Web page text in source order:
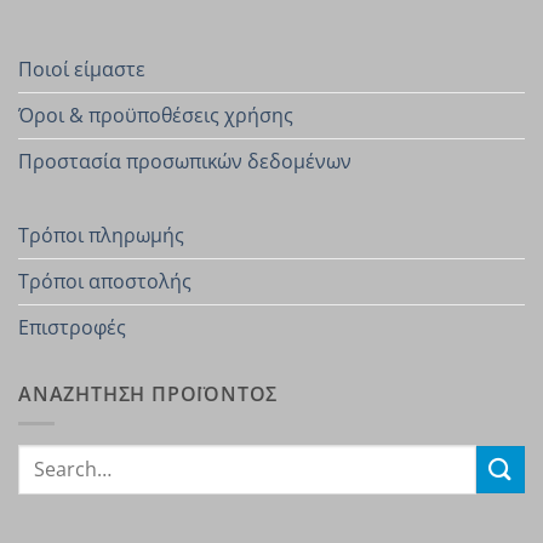
Ποιοί είμαστε
Όροι & προϋποθέσεις χρήσης
Προστασία προσωπικών δεδομένων
Τρόποι πληρωμής
Τρόποι αποστολής
Επιστροφές
ΑΝΑΖΗΤΗΣΗ ΠΡΟΪΟΝΤΟΣ
Search